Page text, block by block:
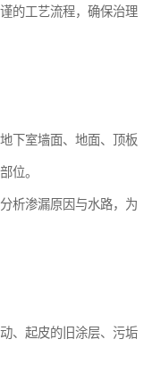
的工艺流程，确保治理
下室墙面、地面、顶板
位。
析渗漏原因与水路，为
、起皮的旧涂层、污垢